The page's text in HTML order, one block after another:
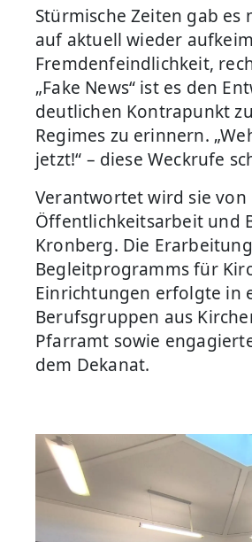
Stürmische Zeiten gab
auf aktuell wieder
Fremdenfeindlichkeit,
„Fake News“ ist es den
deutlichen Kontrapunkt
Regimes zu erinnern.
jetzt!“ – diese Weckrufe
Verantwortet wird sie
Öffentlichkeitsarbeit und
Kronberg. Die
Begleitprogramms für
Einrichtungen erfolgte in
Berufsgruppen aus
Pfarramt sowie
dem Dekanat.